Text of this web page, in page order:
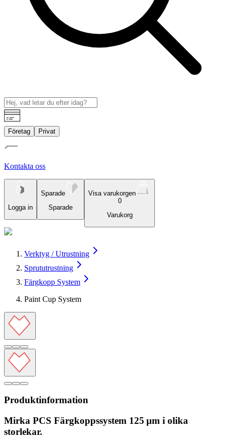
Företag Privat
Kontakta oss
Logga in
Sparade
Sparade
Visa varukorgen
0
Varukorg
Verktyg / Utrustning
Sprututrustning
Färgkopp System
Paint Cup System
Produktinformation
Mirka PCS Färgkoppssystem 125 µm i olika
storlekar.